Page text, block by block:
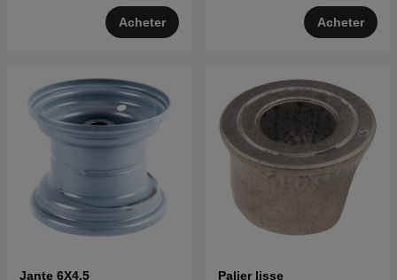
Acheter Acheter
Jante 6X4.5 Palier lisse